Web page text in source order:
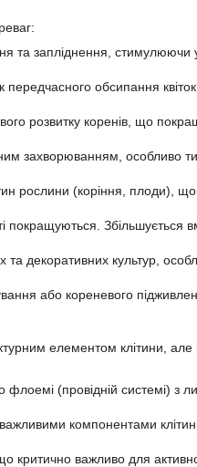
та запліднення, стимулюючи
передчасного обсипання
розвитку коренів, що
захворюванням, особливо
рослини (коріння, плоди),
Збільшується
та декоративних культур,
або кореневого
елементом клітини, але
(провідній системі) з
компонентами
критично важливо для